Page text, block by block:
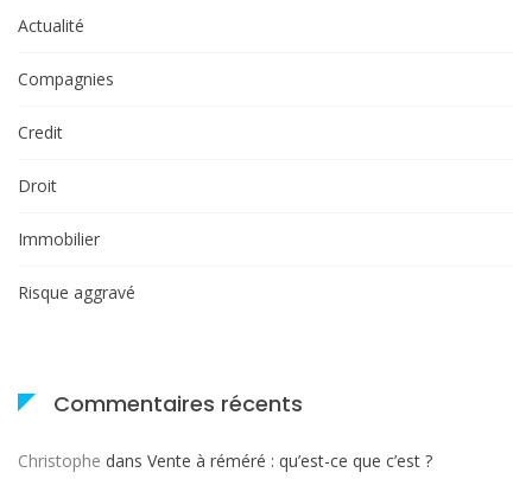
Actualité
Compagnies
Credit
Droit
Immobilier
Risque aggravé
Commentaires récents
Christophe dans Vente à réméré : qu’est-ce que c’est ?